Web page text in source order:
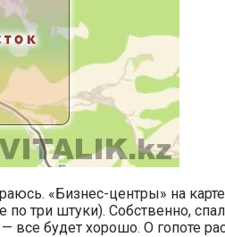
«Бизнес-центры» на
три штуки). Собственно,
все будет хорошо. О гопоте